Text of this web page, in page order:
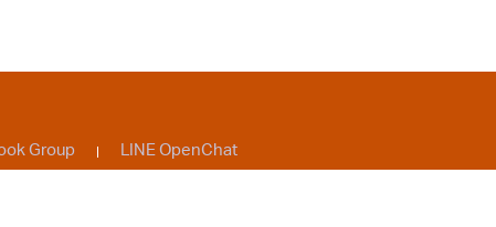
Group LINE OpenChat